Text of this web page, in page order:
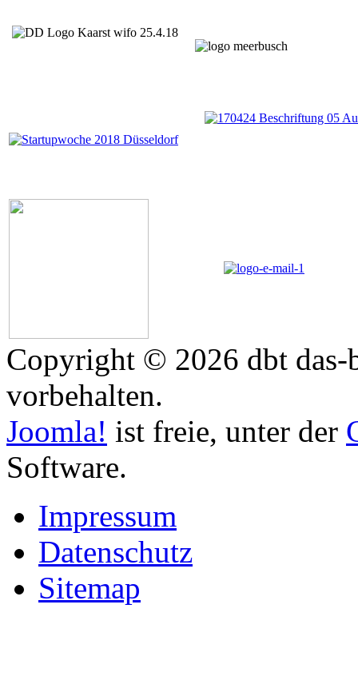
Copyright © 2026 dbt das-
vorbehalten.
Joomla! ist freie, unter der
Software.
Impressum
Datenschutz
Sitemap